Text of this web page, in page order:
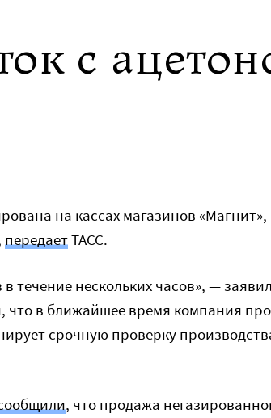
с
на кассах магазинов «Магнит»,
передаетТАСС.
течение нескольких часов», —
что в ближайшее время компания
срочную проверку
, что продажа